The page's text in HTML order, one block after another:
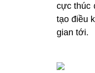
cực thúc
tạo điều
gian tới.